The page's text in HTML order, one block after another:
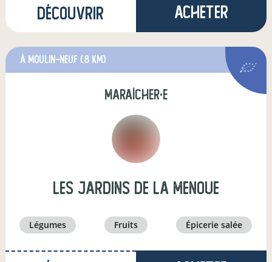
Découvrir Acheter
à Moulin-Neuf (8 km)
maraîcher·e
les jardins de la menoue
légumes fruits épicerie salée